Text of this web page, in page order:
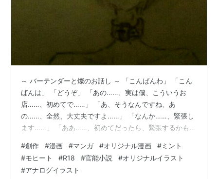
～ バーテンダーと燦のお話し ～ 「こんばんわ」 「こん
ばんは」 「どうぞ」 「あの……、実は僕、こういうお
店……、初めてで……」 「あ、そうなんですね、あ
の……、全然、大丈夫ですよ……」 「なんか……、緊張し
ます……」 「ああ……、初めてだったら、緊張するかも知
せてリラックスしてください」 「あの……」 「はい？」
「実を言うと僕……、なんていうか……、その……、
こ……、こういう行為自体を……、未だ一度もしたことが
#創作 #漫画 #マンガ #オリジナル漫画 #ミント
#モヒート #R18 #官能小説 #オリジナルイラスト
#アナログイラスト